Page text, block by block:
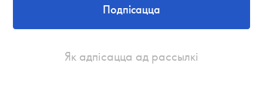
Подпісацца
Як адпісацца ад рассылкі